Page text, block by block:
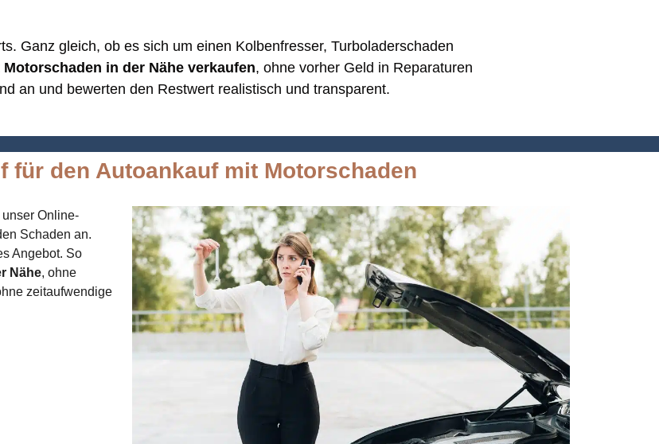
Ganz gleich, ob es sich um einen Kolbenfresser, Turboladerschaden
in der Nähe verkaufen, ohne vorher Geld in Reparaturen
an und bewerten den Restwert realistisch und transparent.
für den Autoankauf mit Motorschaden
Online-
Schaden an.
Angebot. So
Nähe, ohne
zeitaufwendige